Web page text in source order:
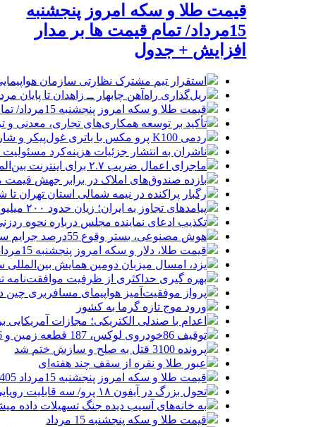
قیمت طلا و سکه امروز پنجشنبه
15مرداد/ تمام قیمت ها بر مدار
افزایش + جدول
استقرار تیم مشترک نظارتی سازمان
ریل‌گذاری راه‌آهن چابهار ــ زاهدان تا پایان
قیمت طلا و سکه امروز پنجشنبه 15مرداد/ تمام قیمت ها بر مدار افزایش + جدول
تأکید بر توسعه همکاری‌های تجاری، معدنی و
ردمی K100 پرو مکس با باتری غول‌پیکر و شارژ بی‌سیم روانه بازار می‌شود
ناشران به انتشار جزئیات هزینه‌کرد
ماجرای اعمال ضریب ۲.۷ برای اینترنت بین‌الملل چیست؟
بازده صندوق‌های املاک در برابر جهش
رگبار پراکنده در نیمه شمالی استان تهران تا
پیامدهای تجاوز به ایران؛ زیان حدود ۲۰۰ میلیون یورویی شرکت هواپیمایی مجارستان
تکذیب ادعای نماینده مجلس درباره نحوه
هوش مصنوعی، بستر وقوع 55درصد جرایم سایبری آفریقاست
قیمت طلا، دلار و سکه امروز پنجشنبه 15مرداد/ افزایش قیمت ها + جدول
یزد، امسال میزبان دومین همایش بین‌المللی
بهره گیری حداکثری از ظرفیت موافقت‌نامه
پرواز موفقیت‌آمیز هواپیمای مسافربری چین
ورود موج تازه گرما به کشور
اعدام با صندلی الکتریکی؛ مجازات
توقیف 86خودروی لوکس، 187 قطعه زمین و 86 آپارتمان تراستی‌ها
پرونده 3100 قتل به صلح و سازش ختم شد
عبور طلا و نقره از سقف چند هفته‌ای
قیمت طلا و سکه امروز پنجشنبه 15مرداد 1405/ افزایش همه قیمت ها + جدول
تحول بزرگ در آیفون ۱۸ پرو/ سه قابلیت رویایی که بالاخره به حقیقت می‌پیوندند
به خانه‌های آسیب دیده جنگ تسهیلات داده
قیمت طلا و سکه پنجشنبه 15 مرداد